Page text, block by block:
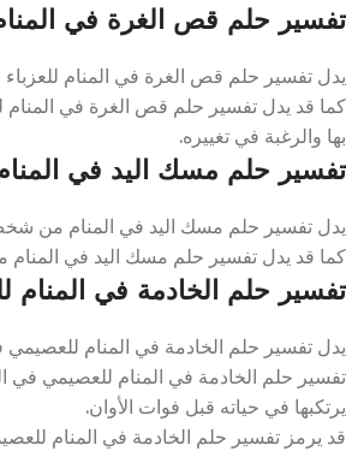
تفسير حلم قص الغرة في المنام
يدل تفسير حلم قص الغرة في المنام
كما قد يدل تفسير حلم قص الغرة في المنام
بها والرغبة في تغييره.
تفسير حلم مسك اليد في
يدل تفسير حلم مسك اليد في المنام من شخص
كما قد يدل تفسير حلم مسك اليد في
تفسير حلم الخادمة في المنام
يدل تفسير حلم الخادمة في المنام للعصيمي
تفسير حلم الخادمة في المنام للعصيمي في
يرتكبها في حياته قبل فوات الأوان.
قد يرمز تفسير حلم الخادمة في المنام